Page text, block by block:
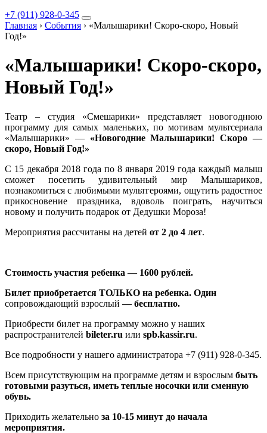
+7 (911) 928-0-345
Главная › События › «Малышарики! Скоро-скоро, Новый
Год!»
«Малышарики! Скоро-скоро,
Новый Год!»
Театр – студия «Смешарики» представляет новогоднюю
программу для самых маленьких, по мотивам мультсериала
«Малышарики» — «Новогодние Малышарики! Скоро —
скоро, Новый Год!»
С 15 декабря 2018 года по 8 января 2019 года каждый малыш
сможет посетить удивительный мир Малышариков,
познакомиться с любимыми мультгероями, ощутить радостное
прикосновение праздника, вдоволь поиграть, научиться
новому и получить подарок от Дедушки Мороза!
Мероприятия рассчитаны на детей от 2 до 4 лет.
Стоимость участия ребенка — 1600 рублей.
Билет приобретается ТОЛЬКО на ребенка. Один
сопровождающий взрослый— бесплатно.
Приобрести билет на программу можно у наших
распространителей bileter.ru или spb.kassir.ru.
Все подробности у нашего администратора +7 (911) 928-0-345.
Всем присутствующим на программе детям и взрослым быть
готовыми разуться, иметь теплые носочки или сменную
обувь.
Приходить желательно за 10-15 минут до начала
мероприятия.